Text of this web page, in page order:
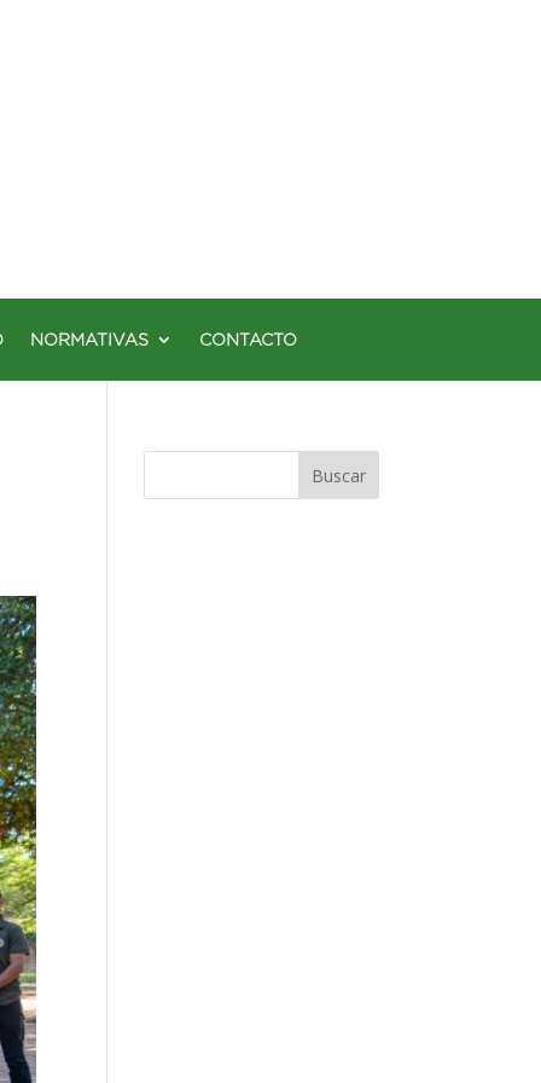
NORMATIVAS CONTACTO
Buscar